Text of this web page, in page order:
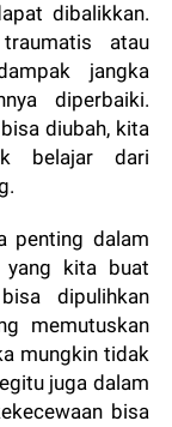
dibalikkan.
atau
jangka
diperbaiki.
diubah, kita
belajar dari
penting dalam
yang kita buat
dipulihkan
memutuskan
mungkin tidak
juga dalam
bisa